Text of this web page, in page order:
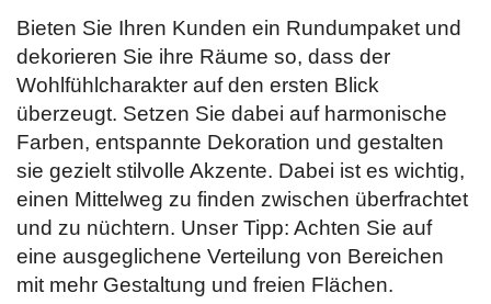
Bieten Sie Ihren Kunden ein Rundumpaket und
dekorieren Sie ihre Räume so, dass der
Wohlfühlcharakter auf den ersten Blick
überzeugt. Setzen Sie dabei auf harmonische
Farben, entspannte Dekoration und gestalten
sie gezielt stilvolle Akzente. Dabei ist es wichtig,
einen Mittelweg zu finden zwischen überfrachtet
und zu nüchtern. Unser Tipp: Achten Sie auf
eine ausgeglichene Verteilung von Bereichen
mit mehr Gestaltung und freien Flächen.